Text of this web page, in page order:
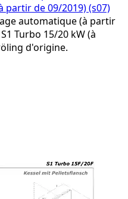
partir de 09/2019) (s07)
automatique (à partir
Turbo 15/20 kW (à
d'origine.